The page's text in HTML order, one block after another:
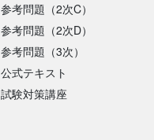
参考問題（2次C）
参考問題（2次D）
参考問題（3次）
公式テキスト
試験対策講座